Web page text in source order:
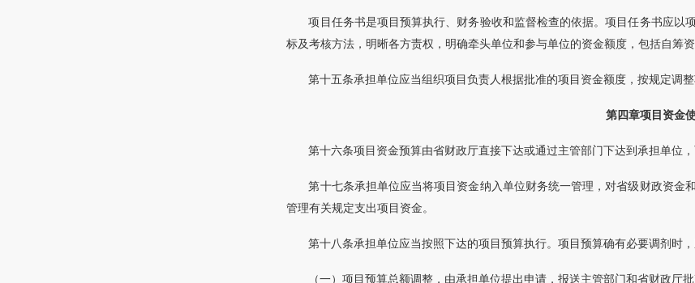
项目任务书是项目预算执行、财务验收和监督检查的依据。项目任务书应
标及考核方法，明晰各方责权，明确牵头单位和参与单位的资金额度，包括自筹
第十五条承担单位应当组织项目负责人根据批准的项目资金额度，按规定调
第四章项目资金
第十六条项目资金预算由省财政厅直接下达或通过主管部门下达到承担单位
第十七条承担单位应当将项目资金纳入单位财务统一管理，对省级财政资
管理有关规定支出项目资金。
第十八条承担单位应当按照下达的项目预算执行。项目预算确有必要调剂时
（一）项目预算总额调整，由承担单位提出申请，报送主管部门和省财政厅批